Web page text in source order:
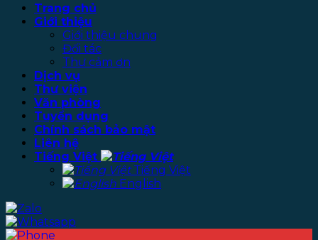
Trang chủ
Giới thiệu
Giới thiệu chung
Đối tác
Thư cảm ơn
Dịch vụ
Thư viện
Văn phòng
Tuyển dụng
Chính sách bảo mật
Liên hệ
Tiếng Việt
Tiếng Việt
English